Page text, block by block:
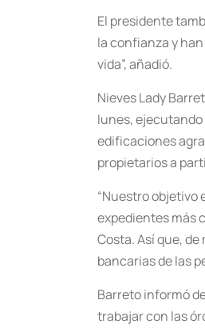
El presidente
la confianza y
vida”, añadió.
Nieves Lady
lunes, ejecutando
edificaciones
propietarios a
“Nuestro objetivo
expedientes más
Costa. Así que,
bancarias de las
Barreto informó
trabajar con las